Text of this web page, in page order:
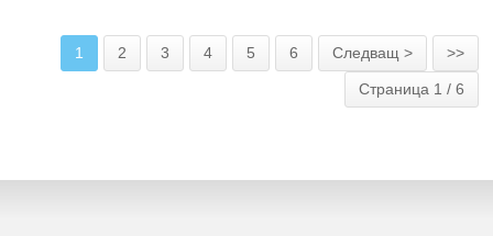
1 2 3 4 5 6 Следващ > >>
Страница 1 / 6